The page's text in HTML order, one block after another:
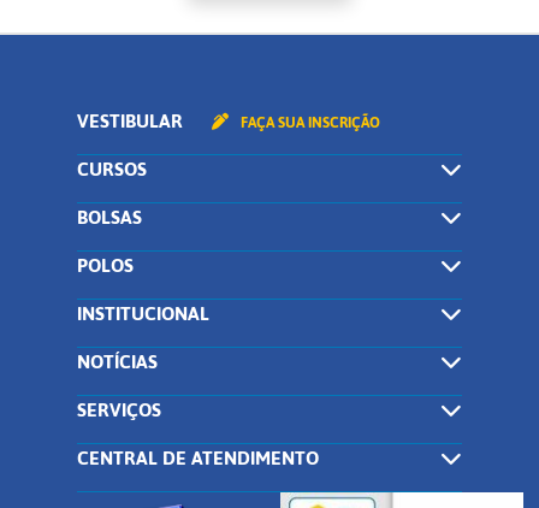
VESTIBULAR FAÇA SUA INSCRIÇÃO
CURSOS
BOLSAS
POLOS
INSTITUCIONAL
NOTÍCIAS
SERVIÇOS
CENTRAL DE ATENDIMENTO